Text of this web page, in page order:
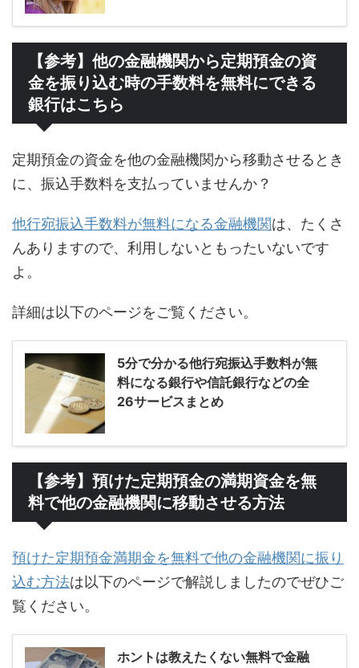
【参考】他の金融機関から定期預金の資
金を振り込む時の手数料を無料にできる
銀行はこちら
定期預金の資金を他の金融機関から移動させるとき
に、振込手数料を支払っていませんか？
他行宛振込手数料が無料になる金融機関は、たくさ
んありますので、利用しないともったいないです
よ。
詳細は以下のページをご覧ください。
5分で分かる他行宛振込手数料が無
料になる銀行や信託銀行などの全
26サービスまとめ
【参考】預けた定期預金の満期資金を無
料で他の金融機関に移動させる方法
預けた定期預金満期金を無料で他の金融機関に振り
込む方法は以下のページで解説しましたのでぜひご
覧ください。
ホントは教えたくない無料で金融